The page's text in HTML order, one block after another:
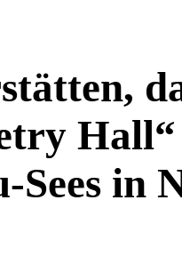
Sees